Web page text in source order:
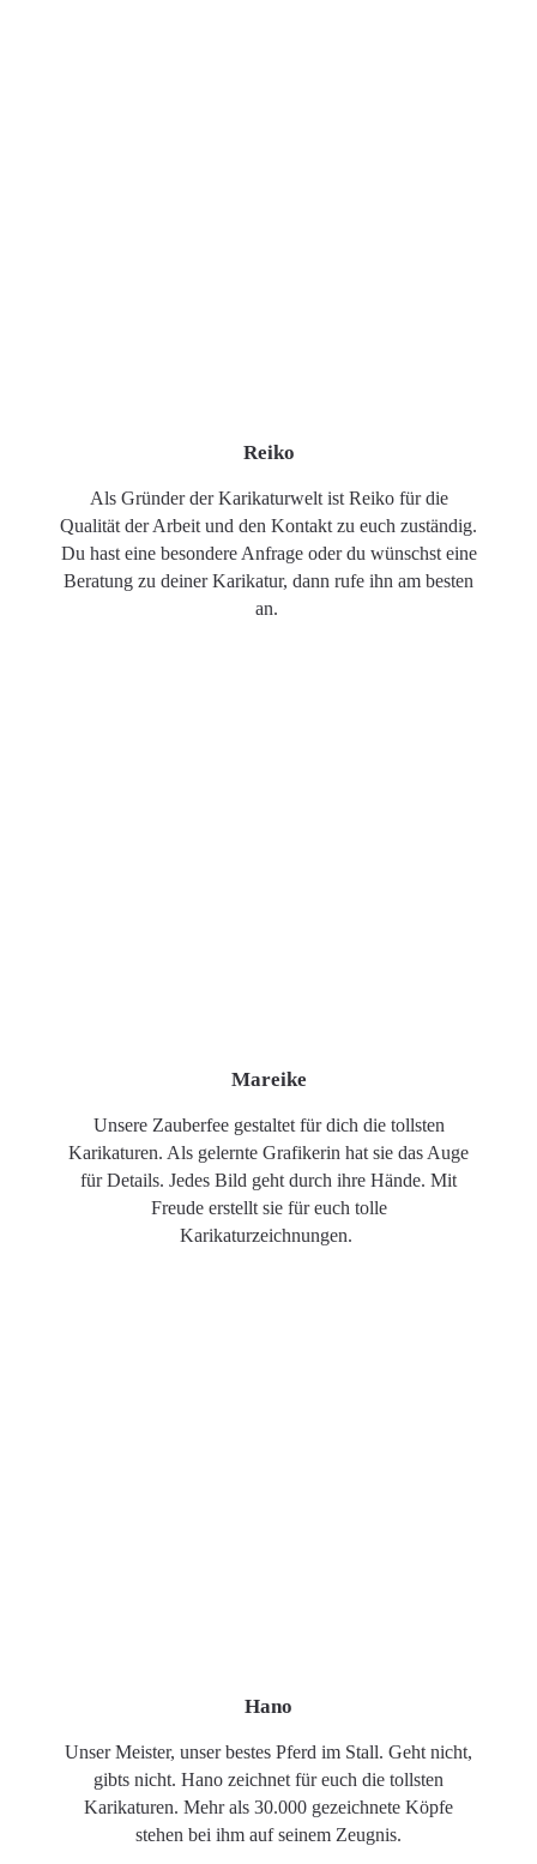
Reiko
Als Gründer der Karikaturwelt ist Reiko für die
Qualität der Arbeit und den Kontakt zu euch zuständig.
Du hast eine besondere Anfrage oder du wünschst eine
Beratung zu deiner Karikatur, dann rufe ihn am besten
an.
Mareike
Unsere Zauberfee gestaltet für dich die tollsten
Karikaturen. Als gelernte Grafikerin hat sie das Auge
für Details. Jedes Bild geht durch ihre Hände. Mit
Freude erstellt sie für euch tolle
Karikaturzeichnungen.
Hano
Unser Meister, unser bestes Pferd im Stall. Geht nicht,
gibts nicht. Hano zeichnet für euch die tollsten
Karikaturen. Mehr als 30.000 gezeichnete Köpfe
stehen bei ihm auf seinem Zeugnis.